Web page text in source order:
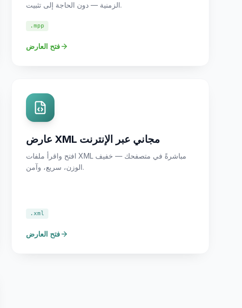
الزمنية — دون الحاجة إلى تثبيت.
.mpp
فتح العارض
عارض XML مجاني عبر الإنترنت
افتح واقرأ ملفات XML مباشرةً في متصفحك — خفيف
الوزن، سريع، وآمن.
.xml
فتح العارض